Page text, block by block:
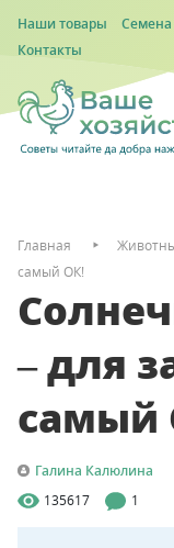
Наши товары Семена
Контакты
Главная
самый ОК!
– для
самый
Галина Калюлина
135617 1